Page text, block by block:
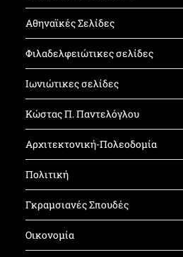
Αθηναϊκές Σελίδες
Φιλαδελφειώτικες σελίδες
Ιωνιώτικες σελίδες
Κώστας Π. Παντελόγλου
Αρχιτεκτονική-Πολεοδομία
Πολιτική
Γκραμσιανές Σπουδές
Οικονομία